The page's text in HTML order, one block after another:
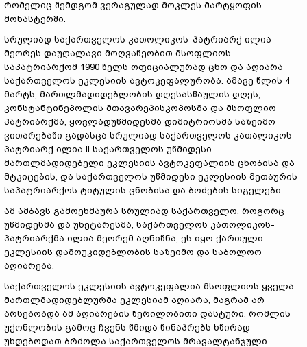
რომელიც შემდგომ ვერაგულად მოკლეს მარტყოფის
მონასტერში.
სრულიად საქართველოს კათოლიკოს-პატრიარქ ილია
მეორეს დაუღალავი მოღვაწეობით მსოფლიოს
საპატრიარქომ 1990 წელს ოფიციალურად ცნო და აღიარა
საქართველოს ეკლესიის ავტოკეფალურობა. ამავე წლის 4
მარტს, მართლმადიდებლობის დღესასწაულის დღეს,
კონსტანტინეპოლის მთავარეპისკოპოსმა და მსოფლიო
პატრიარქმა, ყოვლადუწმიდესმა დიმიტრიოსმა საზეიმო
ვითარებაში გადასცა სრულიად საქართველოს კათალიკოს-
პატრიარქ ილია II საქართველოს უწმიდესი
მართლმადიდებელი ეკლესიის ავტოკეფალიის ცნობისა და
მტკიცების, და საქართველოს უწმიდესი ეკლესიის მეთაურის
საპატრიარქოს ტიტულის ცნობისა და ბოძების სიგელები.
ამ ამბავს გამოეხმაურა სრულიად საქართველო. როგორც
უწმიდესმა და უნეტარესმა, საქართველოს კათოლიკოს-
პატრიარქმა ილია მეორემ აღნიშნა, ეს იყო ქართული
ეკლესიის დამოუკიდებლობის საზეიმო და საბოლოო
აღიარება.
საქართველოს ეკლესიის ავტოკეფალია მსოფლიოს ყველა
მართლმადიდებლურმა ეკლესიამ აღიარა, მაგრამ არ
არსებობდა ამ აღიარების წერილობითი დასტური, რომლის
უქონლობის გამოც ჩვენს წმიდა წინაპრებს ხშირად
უხდებოდათ ბრძოლა საქართველოს მრავალტანჯული